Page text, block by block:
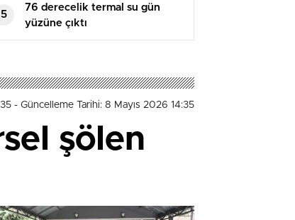
5
76 derecelik termal su gün
yüzüne çıktı
- Güncelleme Tarihi: 8 Mayıs 2026 14:35
şölen